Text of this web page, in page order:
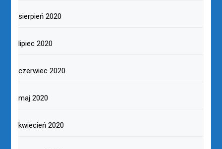
sierpień 2020
lipiec 2020
czerwiec 2020
maj 2020
kwiecień 2020